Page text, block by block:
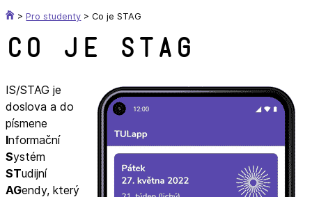
> Pro studenty >Co je STAG
Co je STAG
IS/STAG je
doslova a do
písmene
Informační
Systém
STudijní
AGendy, který